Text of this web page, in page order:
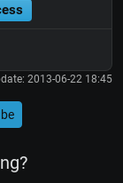
2013-06-22 18:45